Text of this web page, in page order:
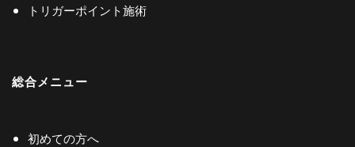
トリガーポイント施術
総合メニュー
初めての方へ